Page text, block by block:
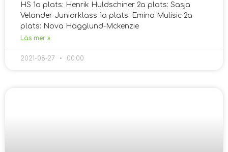
HS 1a plats: Henrik Huldschiner 2a plats: Sasja
Velander Juniorklass 1a plats: Emina Mulisic 2a
plats: Nova Hägglund-Mckenzie
Läs mer »
2021-08-27 00:00